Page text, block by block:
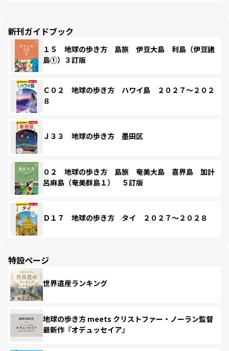
新刊ガイドブック
１５ 地球の歩き方 島旅 伊豆大島 利島（伊豆諸
島①）３訂版
Ｃ０２ 地球の歩き方 ハワイ島 ２０２７～２０２
８
Ｊ３３ 地球の歩き方 墨田区
０２ 地球の歩き方 島旅 奄美大島 喜界島 加計
呂麻島（奄美群島１） ５訂版
Ｄ１７ 地球の歩き方 タイ ２０２７～２０２８
特設ページ
世界遺産ランキング
地球の歩き方 meets クリストファー・ノーラン監督
最新作『オデュッセイア』